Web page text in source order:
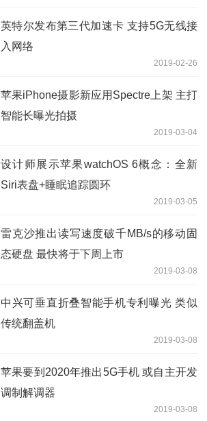
英特尔发布第三代加速卡 支持5G无线接
入网络
2019-02-26
苹果iPhone摄影新应用Spectre上架 主打
智能长曝光拍摄
2019-03-04
设计师展示苹果watchOS 6概念：全新
Siri表盘+睡眠追踪圆环
2019-03-05
雷克沙推出读写速度破千MB/s的移动固
态硬盘 最快将于下周上市
2019-03-08
中兴可垂直折叠智能手机专利曝光 类似
传统翻盖机
2019-03-08
苹果要到2020年推出5G手机 或自主开发
调制解调器
2019-03-08